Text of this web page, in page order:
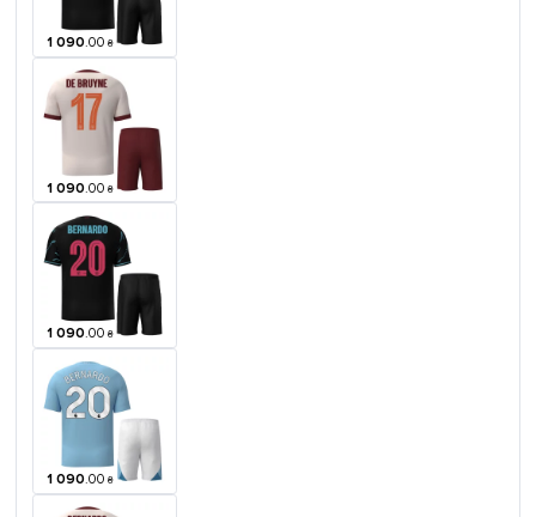
1 090.00 ₴
1 090.00 ₴
1 090.00 ₴
1 090.00 ₴